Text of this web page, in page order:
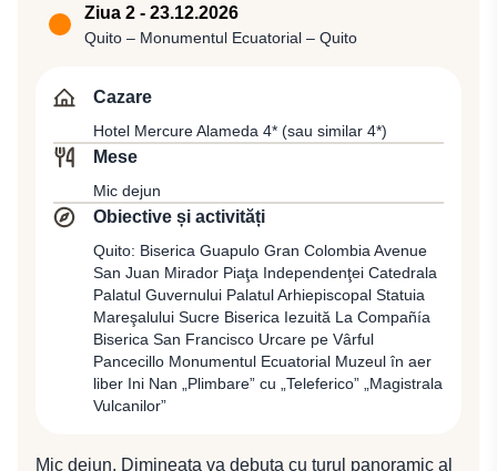
se va pleca cu zborul KL 751 (10:10 / 16:05) spre
Quito, cea mai veche capitală sud-americană, oraş
incaşe, situat la 2.800 m altitudine, primul oraş din
Aşezat la poalele vulcanului Pichincha, într-o vale
mănoasă a Anzilor, acesta păstrează aparenţa unui
oraş colonial construit pe principiul unei pieţe centrale
înconjurată de piaţete, grădini şi străduțe înguste
pavate cu piatră. Arhitectura spaniolă în stilul baroc,
caracteristică oraşului, este prezentă prin numeroase
clădiri importante precum catedrala din sec. al XVII-
lea, dar și prin alte biserici şi mănăstiri străvechi.
Întâlnire cu reprezentantul local și transfer pentru
cazare în Quito la Hotel Mercure Alameda 4* (sau
similar 4*).
Ziua 2 - 23.12.2026
Quito – Monumentul Ecuatorial – Quito
Cazare
Hotel Mercure Alameda 4* (sau similar 4*)
Mese
Mic dejun
Obiective și activități
Quito: Biserica Guapulo Gran Colombia Avenue
San Juan Mirador Piaţa Independenţei Catedrala
Palatul Guvernului Palatul Arhiepiscopal Statuia
Mareşalului Sucre Biserica Iezuită La Compañía
Biserica San Francisco Urcare pe Vârful
Pancecillo Monumentul Ecuatorial Muzeul în aer
liber Ini Nan „Plimbare” cu „Teleferico” „Magistrala
Vulcanilor”
Mic dejun. Dimineaţa va debuta cu turul panoramic al